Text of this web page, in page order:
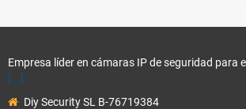
Empresa líder en cámaras IP de seguridad para
[...]
Diy Security SL B-76719384